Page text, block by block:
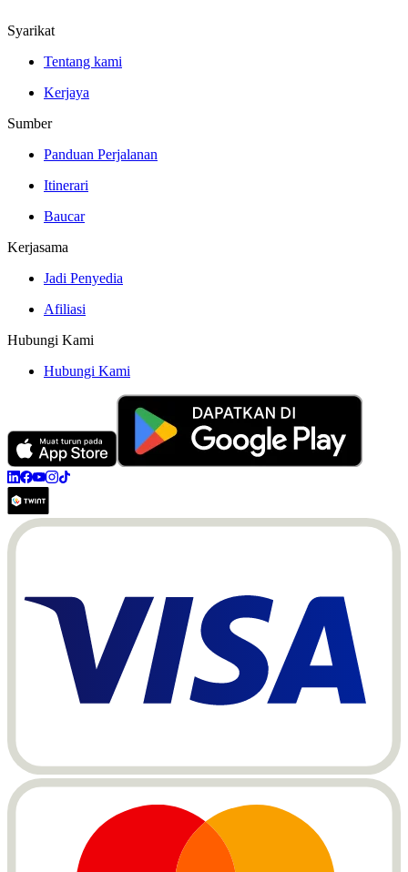
Syarikat
Tentang kami
Kerjaya
Sumber
Panduan Perjalanan
Itinerari
Baucar
Kerjasama
Jadi Penyedia
Afiliasi
Hubungi Kami
Hubungi Kami